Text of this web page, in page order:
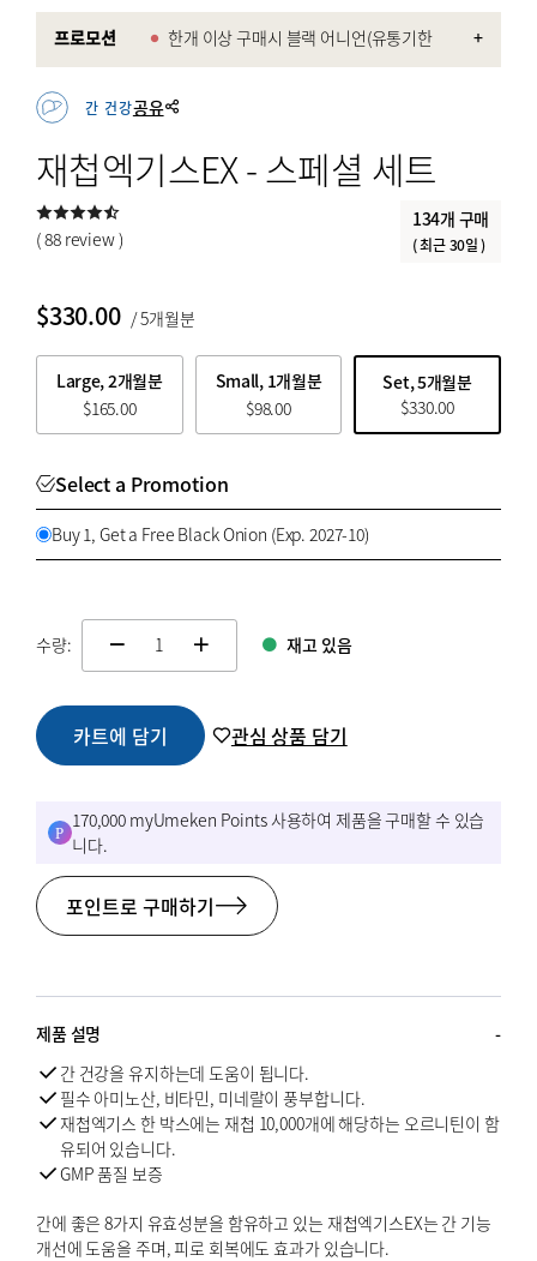
프로모션
한개 이상 구매시 블랙 어니언(유통기한
2027-10) 증정.
+
간 건강공유
재첩엑기스EX - 스페셜 세트
( 88 review )
134개 구매
( 최근 30일 )
$330.00 / 5개월분
Large, 2개월분
$165.00
Small, 1개월분
$98.00
Set, 5개월분
$330.00
Select a Promotion
Buy 1, Get a Free Black Onion (Exp. 2027-10)
수량: change quamtity 재고 있음
카트에 담기 관심 상품 담기
170,000 myUmeken Points 사용하여 제품을 구매할 수 있습
니다.
포인트로 구매하기
제품 설명
간 건강을 유지하는데 도움이 됩니다.
필수 아미노산, 비타민, 미네랄이 풍부합니다.
재첩엑기스 한 박스에는 재첩 10,000개에 해당하는 오르니틴이 함
유되어 있습니다.
GMP 품질 보증
간에 좋은 8가지 유효성분을 함유하고 있는 재첩엑기스EX는 간 기능
개선에 도움을 주며, 피로 회복에도 효과가 있습니다.
특등한우
전통한과
전통해산물
꽃배달
BY PRICE
from price
$ to price
$
검색